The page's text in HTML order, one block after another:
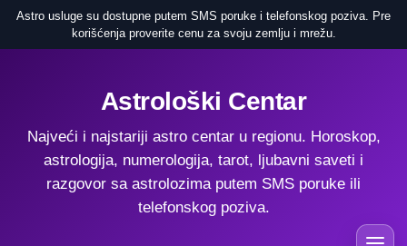
Astro usluge su dostupne putem SMS poruke i telefonskog poziva. Pre
korišćenja proverite cenu za svoju zemlju i mrežu.
Astrološki Centar
Najveći i najstariji astro centar u regionu. Horoskop,
astrologija, numerologija, tarot, ljubavni saveti i
razgovor sa astrolozima putem SMS poruke ili
telefonskog poziva.